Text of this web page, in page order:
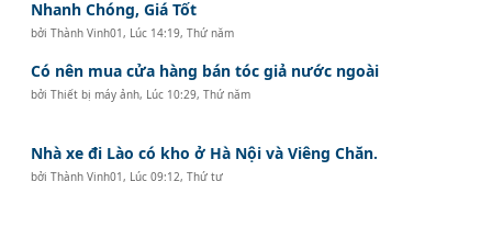
Nhanh Chóng, Giá Tốt
bởiThành Vinh01 , Lúc 14:19, Thứ năm
Có nên mua cửa hàng bán tóc giả nước ngoài
bởiThiết bị máy ảnh, Lúc 10:29, Thứ năm
Nhà xe đi Lào có kho ở Hà Nội và Viêng Chăn.
bởiThành Vinh01 , Lúc 09:12, Thứ tư